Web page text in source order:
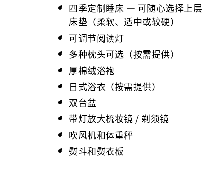
四季定制睡床 — 可随心选择上层
床垫（柔软、适中或较硬）
可调节阅读灯
多种枕头可选（按需提供）
厚棉绒浴袍
日式浴衣（按需提供）
双台盆
带灯放大梳妆镜 / 剃须镜
吹风机和体重秤
熨斗和熨衣板